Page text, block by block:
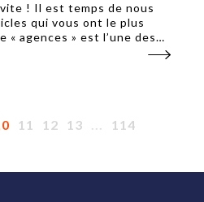
vite ! Il est temps de nous
qui vous ont le plus
« agences » est l’une des
11 12 13 ... 114